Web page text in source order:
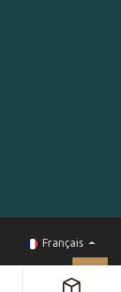
Français